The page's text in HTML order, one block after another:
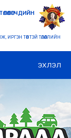
ТӨВТЭЙ ТӨЛӨӨЛЛИЙН
ЭХЛЭЛ